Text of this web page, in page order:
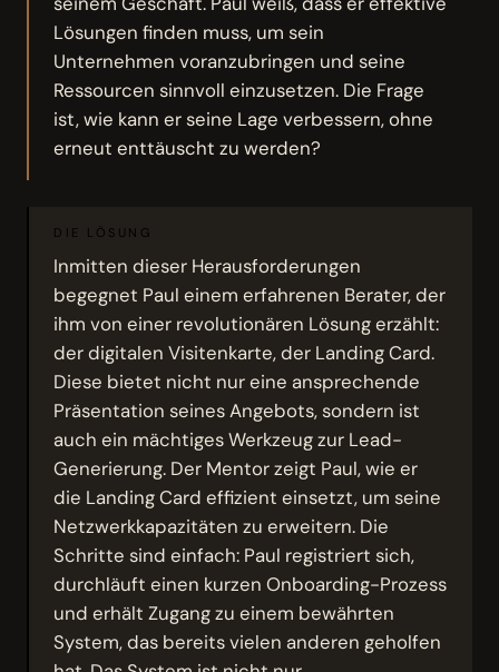
Lösungen finden muss, um sein
Unternehmen voranzubringen und seine
Ressourcen sinnvoll einzusetzen. Die Frage
ist, wie kann er seine Lage verbessern, ohne
erneut enttäuscht zu werden?
DIE LÖSUNG
Inmitten dieser Herausforderungen
begegnet Paul einem erfahrenen Berater, der
ihm von einer revolutionären Lösung erzählt:
der digitalen Visitenkarte, der Landing Card.
Diese bietet nicht nur eine ansprechende
Präsentation seines Angebots, sondern ist
auch ein mächtiges Werkzeug zur Lead-
Generierung. Der Mentor zeigt Paul, wie er
die Landing Card effizient einsetzt, um seine
Netzwerkkapazitäten zu erweitern. Die
Schritte sind einfach: Paul registriert sich,
durchläuft einen kurzen Onboarding-Prozess
und erhält Zugang zu einem bewährten
System, das bereits vielen anderen geholfen